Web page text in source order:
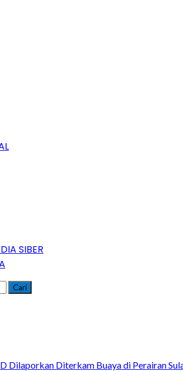
SIBER
Dilaporkan Diterkam Buaya di Perairan